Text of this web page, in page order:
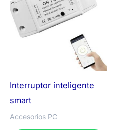
Interruptor inteligente
smart
Accesorios PC